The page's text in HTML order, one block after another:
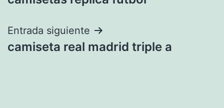
de
entradas
Entrada siguiente
camiseta real madrid triple a